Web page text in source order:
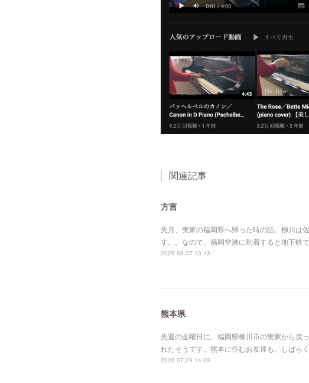
関連記事
方言
先月、実家の福岡県へ帰った時の話。柳川は
す。。なので、福岡空港に到着すると地下鉄
2026.08.07 13:13
熊本県
先週の金曜日に、福岡県柳川市の実家から戻
れたそうです。熊本に住むお友達も、しばら
2026.07.29 14:39